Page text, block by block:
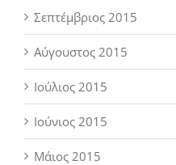
Σεπτέμβριος 2015
Αύγουστος 2015
Ιούλιος 2015
Ιούνιος 2015
Μάιος 2015